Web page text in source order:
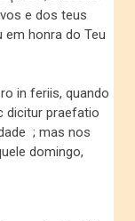
e dos teus
em honra do Teu
in feriis, quando
dicitur praefatio
; mas nos
domingo,